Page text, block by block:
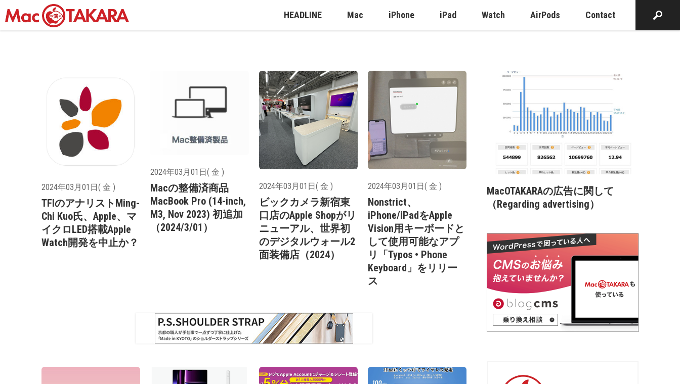
HEADLINE Mac iPhone iPad Watch AirPods Contact
2024年03月01日( 金 )
TFIのアナリストMing-
Chi Kuo氏、Apple、マ
イクロLED搭載Apple
Watch開発を中止か？
2024年03月01日( 金 )
Macの整備済商品
MacBook Pro (14-inch,
M3, Nov 2023) 初追加
（2024/3/01）
2024年03月01日( 金 )
ビックカメラ新宿東
口店のApple Shopがリ
ニューアル、世界初
のデジタルウォール2
面装備店（2024）
2024年03月01日( 金 )
Nonstrict、
iPhone/iPadをApple
Vision用キーボードと
して使用可能なアプ
リ「Typos • Phone
Keyboard」をリリー
ス
MacOTAKARAの広告に関して
（Regarding advertising）